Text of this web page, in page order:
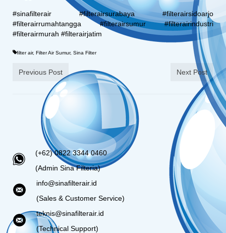
#sinafilterair #filterairsurabaya #filterairsidoarjo
#filterairrumahtangga #filterairsumur #filterairindustri
#filterairmurah #filterairjatim
filter air, Filter Air Sumur, Sina Filter
Previous Post Next Post
(+62) 0822 3344 0460
(Admin Sina Filteria)
info@sinafilterair.id
(Sales & Customer Service)
teknis@sinafilterair.id
(Technical Support)